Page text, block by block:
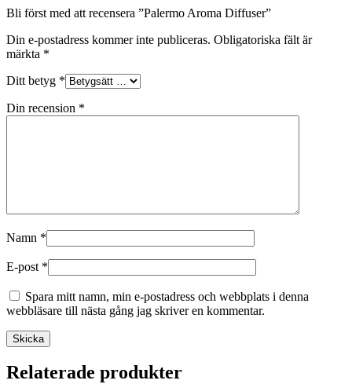
Bli först med att recensera ”Palermo Aroma Diffuser”
Din e-postadress kommer inte publiceras. Obligatoriska fält är
märkta *
Ditt betyg *
Din recension *
Namn *
E-post *
Spara mitt namn, min e-postadress och webbplats i denna
webbläsare till nästa gång jag skriver en kommentar.
Skicka
Relaterade produkter